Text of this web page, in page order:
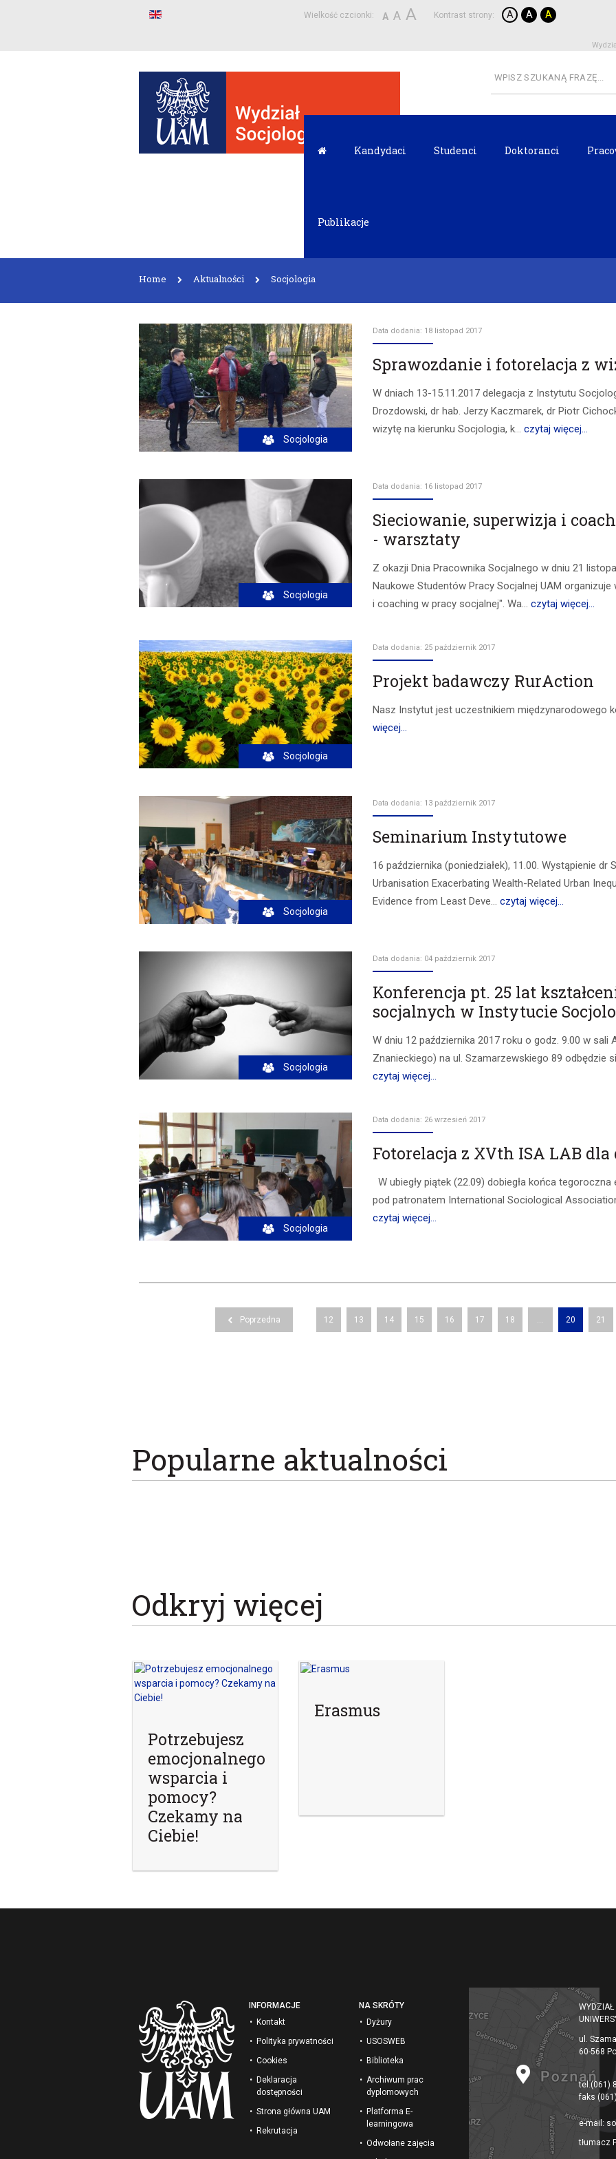
Wielkość czcionki: A A A Kontrast strony: A A A
Kandydaci Studenci Doktoranci
Publikacje
Home Aktualności Socjologia
Socjologia
Data dodania: 18 listopad 2017
Sprawozdanie i fotorelacja z
W dniach 13-15.11.2017 delegacja z Instytutu
Drozdowski, dr hab. Jerzy Kaczmarek, dr Piotr
wizytę na kierunku Socjologia, k...czytaj więcej...
Socjologia
Data dodania: 16 listopad 2017
Sieciowanie, superwizja i
- warsztaty
Z okazji Dnia Pracownika Socjalnego w dniu 21
Naukowe Studentów Pracy Socjalnej UAM
i coaching w pracy socjalnej". Wa...czytaj więcej...
Socjologia
Data dodania: 25 październik 2017
Projekt badawczy RurAction
Nasz Instytut jest uczestnikiem międzynarodowego
więcej...
Socjologia
Data dodania: 13 październik 2017
Seminarium Instytutowe
16 października (poniedziałek), 11.00. Wystąpienie dr
Urbanisation Exacerbating Wealth-Related Urban
Evidence from Least Deve...czytaj więcej...
Socjologia
Data dodania: 04 październik 2017
Konferencja pt. 25 lat
socjalnych w Instytucie
W dniu 12 października 2017 roku o godz. 9.00 w sali
Znanieckiego) na ul. Szamarzewskiego 89 odbędzie
czytaj więcej...
Socjologia
Data dodania: 26 wrzesień 2017
Fotorelacja z XVth ISA LAB
W ubiegły piątek (22.09) dobiegła końca
pod patronatem International Sociological
czytaj więcej...
Poprzedna 12 13 14 15 16 17 18 ... 20 21
Popularne aktualności
Odkryj więcej
Potrzebujesz
emocjonalnego
wsparcia i
pomocy?
Czekamy na
Ciebie!
Erasmus
INFORMACJE
Kontakt
Polityka prywatności
Cookies
Deklaracja
dostępności
Strona główna UAM
Rekrutacja
NA SKRÓTY
Dyżury
USOSWEB
Biblioteka
Archiwum prac
dyplomowych
Platforma E-
learningowa
Odwołane zajęcia
WYDZIAŁ
ul.
60-568
tel.(061)
faks
e-mail:
tłumacz